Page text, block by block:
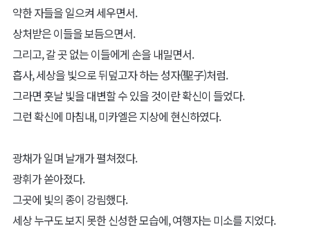
약한 자들을 일으켜 세우면서.
상처받은 이들을 보듬으면서.
그리고, 갈 곳 없는 이들에게 손을 내밀면서.
흡사, 세상을 빛으로 뒤덮고자 하는 성자(聖子)처럼.
그라면 훗날 빛을 대변할 수 있을 것이란 확신이 들었다.
그런 확신에 마침내, 미카엘은 지상에 현신하였다.
광채가 일며 날개가 펼쳐졌다.
광휘가 쏟아졌다.
그곳에 빛의 종이 강림했다.
세상 누구도 보지 못한 신성한 모습에, 여행자는 미소를 지었다.